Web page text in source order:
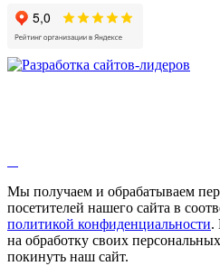
Мы получаем и обрабатываем
посетителей нашего сайта в
политикой конфиденциальности.
на обработку своих
покинуть наш сайт.